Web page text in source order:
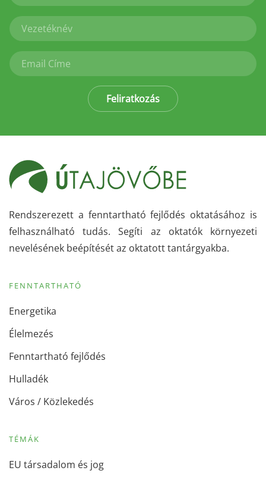
Feliratkozás
Rendszerezett a fenntartható fejlődés oktatásához is
felhasználható tudás. Segíti az oktatók környezeti
nevelésének beépítését az oktatott tantárgyakba.
FENNTARTHATÓ
Energetika
Élelmezés
Fenntartható fejlődés
Hulladék
Város / Közlekedés
TÉMÁK
EU társadalom és jog